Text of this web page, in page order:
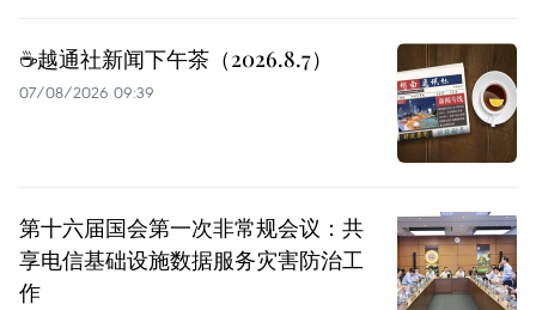
☕️越通社新闻下午茶（2026.8.7）
07/08/2026 09:39
第十六届国会第一次非常规会议：共
享电信基础设施数据服务灾害防治工
作